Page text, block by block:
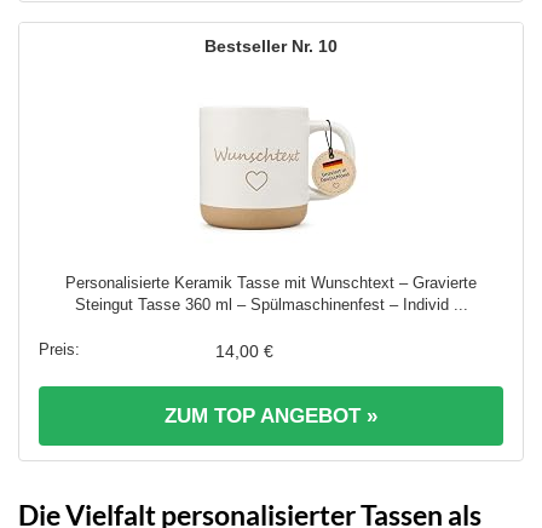
10
Personalisierte Keramik Tasse mit Wunschtext – Gravierte
Steingut Tasse 360 ml – Spülmaschinenfest – Individ ...
14,00 €
ZUM TOP ANGEBOT »
Die Vielfalt personalisierter Tassen als